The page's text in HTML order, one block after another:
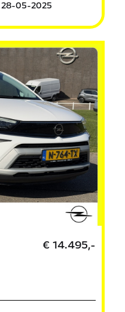
28-05-2025
€ 14.495,-